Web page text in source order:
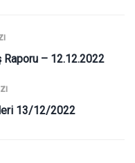
Raporu – 12.12.2022
13/12/2022